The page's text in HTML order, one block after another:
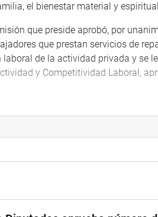
el bienestar material y
que preside aprobó, por
que prestan servicios de
de la actividad privada y se
y Competitividad Laboral,
de salud y un seguro de
final por el servicio;
inscritos en el Registro Nacional
de bienes, a cargo del Ministerio